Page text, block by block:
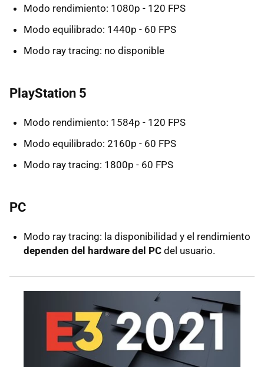
Modo rendimiento: 1080p - 120 FPS
Modo equilibrado: 1440p - 60 FPS
Modo ray tracing: no disponible
PlayStation 5
Modo rendimiento: 1584p - 120 FPS
Modo equilibrado: 2160p - 60 FPS
Modo ray tracing: 1800p - 60 FPS
PC
Modo ray tracing: la disponibilidad y el rendimiento
dependen del hardware del PC del usuario.